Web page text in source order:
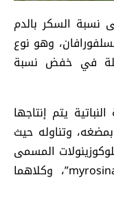
نسبة السكر بالدم
وهو نوع
في خفض نسبة
يتم إنتاجها
وتناوله حيث
المسمى
بـ “glucoraphanin” وإنزيم الـ “myrosinase”، وكلاهما